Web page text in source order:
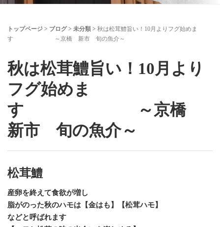
トップページ > ブログ> 未分類 > 秋は松茸鱧旨い！10月よりフグ始めま
す ～京橋 新市 旬の魚介～
秋は松茸鱧旨い！10月より
フグ始めま
す ～京橋
新市 旬の魚介～
松茸鱧
産卵を終えて食欲が増し
脂がのった秋のハモは【金はも】【松茸ハモ】
などと呼ばれます